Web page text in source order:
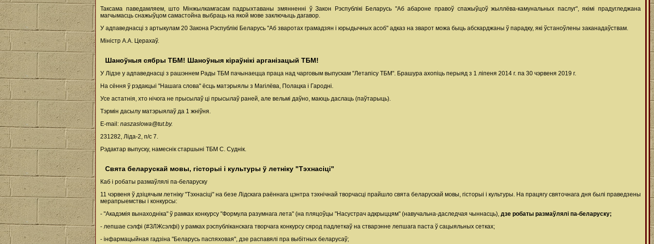
Таксама паведамляем, што Мінжылкамгасам падрыхтаваны змянненні ў Закон Рэспублікі Беларусь "Аб абароне правоў спажыўцоў жыллёва-камунальных паслуг", якімі прадугледжана
магчымасць снажыўцом самастойна выбраць на якой мове заключыць дагавор.
У адпаведнасці з артыкулам 20 Закона Рэспублікі Беларусь "Аб зваротах грамадзян і юрыдычных асоб" адказ на зварот можа быць абскарджаны ў парадку, які ўстаноўлены заканадаўствам.
Міністр А.А. Церахаў.
Шаноўныя сябры ТБМ! Шаноўныя кіраўнікі арганізацый ТБМ!
У Лідзе у адпаведнасці з рашэннем Рады ТБМ пачынаецца праца над чарговым выпускам "Летапісу ТБМ". Брашура ахопіць перыяд з 1 ліпеня 2014 г. па 30 чэрвеня 2019 г.
На сёння ў рэдакцыі "Нашага слова" ёсць матэрыялы з Магілёва, Полацка і Гародні.
Усе астатнія, хто нічога не прысылаў ці прысылаў раней, але вельмі даўно, маюць даслаць (паўтарыць).
Тэрмін дасылу матэрыялаў да 1 жніўня.
E-mail: naszaslowa@tut.by.
231282, Ліда-2, п/с 7.
Рэдактар выпуску, намеснік старшыні ТБМ С. Суднік.
Свята беларускай мовы, гісторыі і культуры ў летніку "Тэхнасіці"
Каб і робаты размаўлялі па-беларуску
11 чэрвеня ў дзіцячым летніку "Тэхнасіці" на безе Лідскага раённага цэнтра тэхнічнай творчасці прайшло свята беларускай мовы, гісторыі і культуры. На працягу святочнага дня былі праведзены
мерапрыемствы і конкурсы:
- "Акадэмія вынаходніка" ў рамках конкурсу "Формула разумнага лета" (на пляцоўцы "Насустрач адкрыццям" (навучальна-даследчая чыннасць), дзе робаты размаўлялі па-беларуску;
- лепшае сэлфі (#ЗЛЖсэлфі) у рамках рэспубліканскага творчага конкурсу сярод падлеткаў на стварэнне лепшага паста ў сацыяльных сетках;
- інфармацыйная гадзіна "Беларусь паспяховая", дзе распавялі пра выбітных беларусаў;